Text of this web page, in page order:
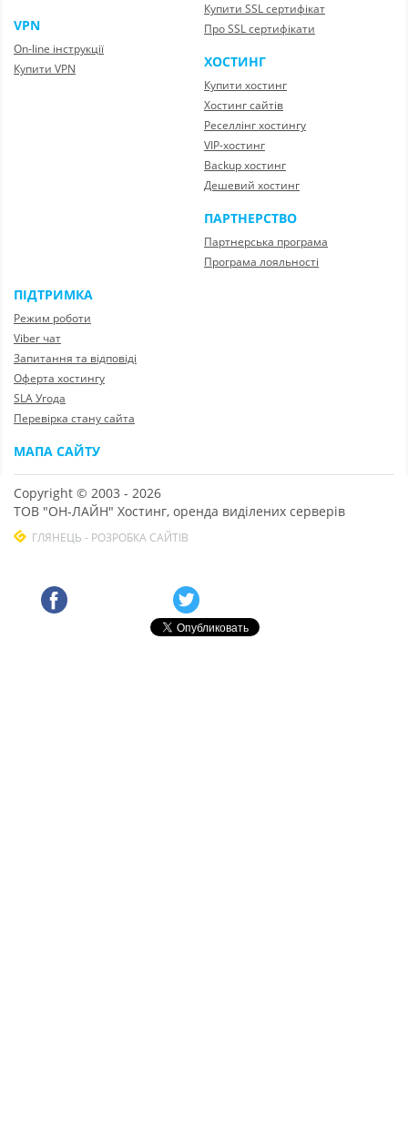
VPN
On-line інструкції
Купити VPN
Купити SSL сертифікат
Про SSL сертифікати
ХОСТИНГ
Купити хостинг
Хостинг сайтів
Реселлінг хостингу
VIP-хостинг
Backup хостинг
Дешевий хостинг
ПАРТНЕРСТВО
Партнерська програма
Програма лояльності
ПІДТРИМКА
Режим роботи
Viber чат
Запитання та відповіді
Оферта хостингу
SLA Угода
Перевірка стану сайта
МАПА САЙТУ
Copyright © 2003 - 2026
ТОВ "ОН-ЛАЙН" Хостинг, оренда виділених серверів
ГЛЯНЕЦЬ - РОЗРОБКА САЙТІВ